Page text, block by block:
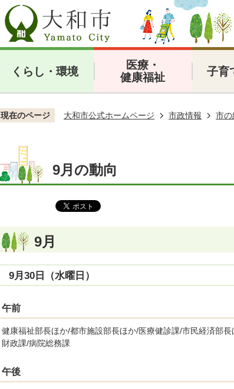
くらし・環境
医療・
健康福祉
子育
現在のページ 大和市公式ホームページ 市政情報 市の
9月の動向
9月
9月30日（水曜日）
午前
健康福祉部長ほか/都市施設部長ほか/医療健診課/市民経済部
財政課/病院総務課
午後